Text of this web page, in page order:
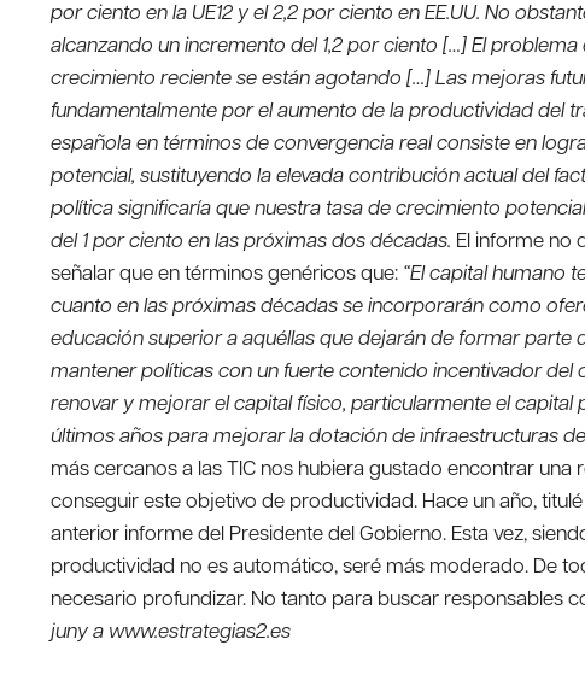
por ciento en la UE12 y el 2,2 por ciento en EE.UU. No
alcanzando un incremento del 1,2 por ciento […] El
crecimiento reciente se están agotando […] Las mejoras
fundamentalmente por el aumento de la productividad del
española en términos de convergencia real consiste en
potencial, sustituyendo la elevada contribución actual del
política significaría que nuestra tasa de crecimiento
del 1 por ciento en las próximas dos décadas. El informe no
señalar que en términos genéricos que: “El capital humano
cuanto en las próximas décadas se incorporarán como
educación superior a aquéllas que dejarán de formar parte
mantener políticas con un fuerte contenido incentivador
renovar y mejorar el capital físico, particularmente el
últimos años para mejorar la dotación de infraestructuras
más cercanos a las TIC nos hubiera gustado encontrar
conseguir este objetivo de productividad. Hace un año,
anterior informe del Presidente del Gobierno. Esta vez,
productividad no es automático, seré más moderado. De
necesario profundizar. No tanto para buscar responsables
juny a www.estrategias2.es